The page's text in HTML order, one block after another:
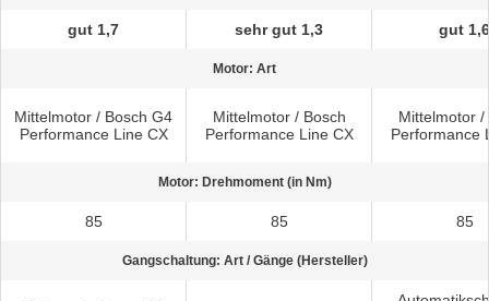
gut 1,7 sehr gut 1,3 gut 1,6
Motor: Art
Mittelmotor / Bosch G4
Performance Line CX
Mittelmotor / Bosch
Performance Line CX
Mittelmotor /
Performance
Motor: Drehmoment (in Nm)
85 85 85
Gangschaltung: Art / Gänge (Hersteller)